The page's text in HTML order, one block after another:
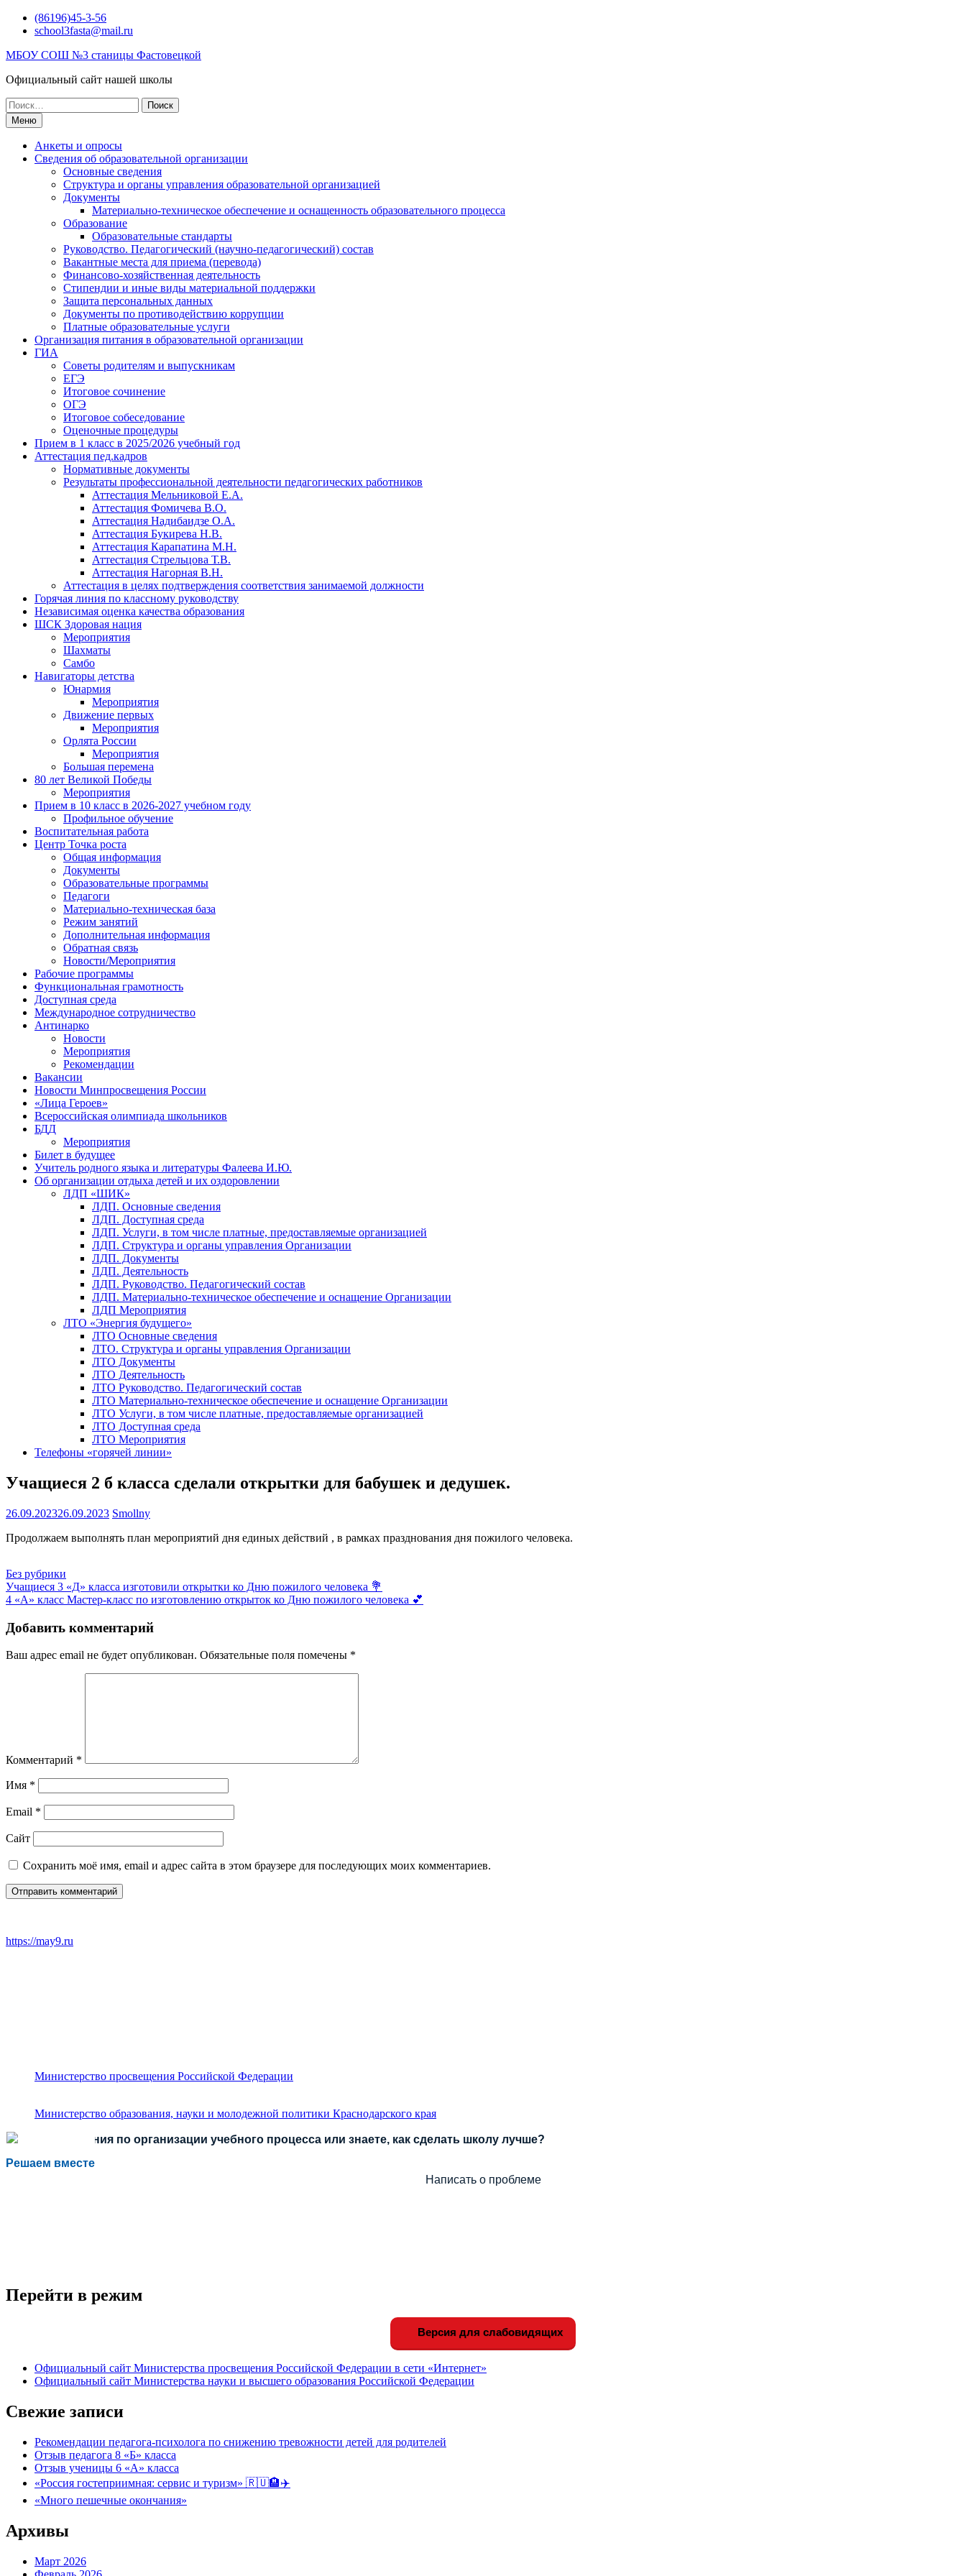
Перейти(86196)45-3-56
school3fasta@mail.ru
МБОУ СОШ №3 станицы Фастовецкой
Официальный сайт нашей школы
Поиск
по:Меню
Анкеты и опросы
Сведения об образовательной организации
Основные сведения
Структура и органы управления образовательной организацией
Документы
Материально-техническое обеспечение и оснащенность образовательного процесса
Образование
Образовательные стандарты
Руководство. Педагогический (научно-педагогический) состав
Вакантные места для приема (перевода)
Финансово-хозяйственная деятельность
Стипендии и иные виды материальной поддержки
Защита персональных данных
Документы по противодействию коррупции
Платные образовательные услуги
Организация питания в образовательной организации
ГИА
Советы родителям и выпускникам
ЕГЭ
Итоговое сочинение
ОГЭ
Итоговое собеседование
Оценочные процедуры
Прием в 1 класс в 2025/2026 учебный год
Аттестация пед.кадров
Нормативные документы
Результаты профессиональной деятельности педагогических работников
Аттестация Мельниковой Е.А.
Аттестация Фомичева В.О.
Аттестация Надибаидзе О.А.
Аттестация Букирева Н.В.
Аттестация Карапатина М.Н.
Аттестация Стрельцова Т.В.
Аттестация Нагорная В.Н.
Аттестация в целях подтверждения соответствия занимаемой должности
Горячая линия по классному руководству
Независимая оценка качества образования
ШСК Здоровая нация
Мероприятия
Шахматы
Самбо
Навигаторы детства
Юнармия
Мероприятия
Движение первых
Мероприятия
Орлята России
Мероприятия
Большая перемена
80 лет Великой Победы
Мероприятия
Прием в 10 класс в 2026-2027 учебном году
Профильное обучение
Воспитательная работа
Центр Точка роста
Общая информация
Документы
Образовательные программы
Педагоги
Материально-техническая база
Режим занятий
Дополнительная информация
Обратная связь
Новости/Мероприятия
Рабочие программы
Функциональная грамотность
Доступная среда
Международное сотрудничество
Антинарко
Новости
Мероприятия
Рекомендации
Вакансии
Новости Минпросвещения России
«Лица Героев»
Всероссийская олимпиада школьников
БДД
Мероприятия
Билет в будущее
Учитель родного языка и литературы Фалеева И.Ю.
Об организации отдыха детей и их оздоровлении
ЛДП «ШИК»
ЛДП. Основные сведения
ЛДП. Доступная среда
ЛДП. Услуги, в том числе платные, предоставляемые организацией
ЛДП. Структура и органы управления Организации
ЛДП. Документы
ЛДП. Деятельность
ЛДП. Руководство. Педагогический состав
ЛДП. Материально-техническое обеспечение и оснащение Организации
ЛДП Мероприятия
ЛТО «Энергия будущего»
ЛТО Основные сведения
ЛТО. Структура и органы управления Организации
ЛТО Документы
ЛТО Деятельность
ЛТО Руководство. Педагогический состав
ЛТО Материально-техническое обеспечение и оснащение Организации
ЛТО Услуги, в том числе платные, предоставляемые организацией
ЛТО Доступная среда
ЛТО Мероприятия
Телефоны «горячей линии»
Учащиеся 2 б класса сделали открытки для бабушек и дедушек.
26.09.202326.09.2023 Smollny
Продолжаем выполнять план мероприятий дня единых действий , в рамках празднования дня пожилого человека.
Без рубрики
Навигация
по
записям
Учащиеся 3 «Д» класса изготовили открытки ко Дню пожилого человека 💐
4 «А» класс Мастер-класс по изготовлению открыток ко Дню пожилого человека 💕
Добавить комментарий
Ваш адрес email не будет опубликован. Обязательные поля помечены *
Комментарий *
Имя *
Email *
Сайт
Сохранить моё имя, email и адрес сайта в этом браузере для последующих моих комментариев.
https://may9.ru
Министерство просвещения Российской Федерации
Министерство образования, науки и молодежной политики Краснодарского края
Решаем вместе
Есть предложения по организации учебного процесса или знаете, как сделать школу лучше?
Написать о проблеме
Перейти в режим
Версия для слабовидящих
Официальный сайт Министерства просвещения Российской Федерации в сети «Интернет»
Официальный сайт Министерства науки и высшего образования Российской Федерации
Свежие записи
Рекомендации педагога-психолога по снижению тревожности детей для родителей
Отзыв педагога 8 «Б» класса
Отзыв ученицы 6 «А» класса
«Россия гостеприимная: сервис и туризм» 🇷🇺🏨✈️
«Много пешечные окончания»
Архивы
Март 2026